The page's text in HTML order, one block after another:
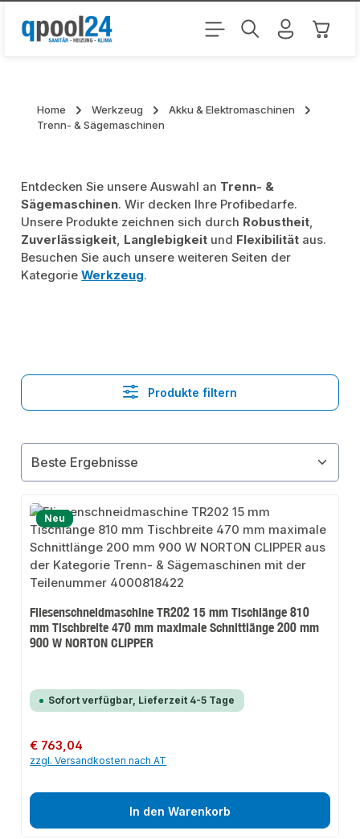
Zum Hauptinhalt springen
Home Werkzeug
Akku & Elektromaschinen
Trenn- & Sägemaschinen
Entdecken Sie unsere Auswahl an Trenn- &
Sägemaschinen. Wir decken Ihre Profibedarfe.
Unsere Produkte zeichnen sich durch Robustheit,
Zuverlässigkeit, Langlebigkeit und Flexibilität aus.
Besuchen Sie auch unsere weiteren Seiten der
KategorieWerkzeug.
Produkte filtern
Neu
Fliesenschneidmaschine TR202 15 mm Tischlänge 810
mm Tischbreite 470 mm maximale Schnittlänge 200 mm
900 W NORTON CLIPPER
Sofort verfügbar, Lieferzeit 4-5 Tage
Regulärer Preis:
€ 763,04
zzgl. Versandkosten nach AT
In den Warenkorb